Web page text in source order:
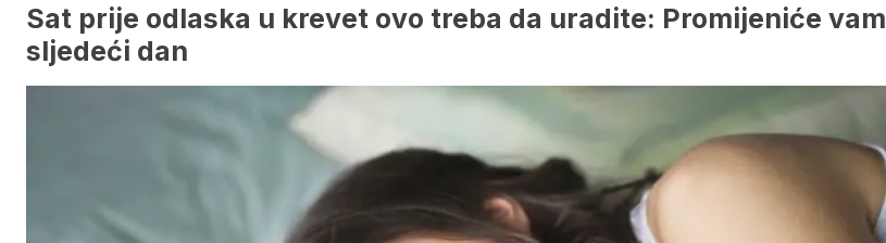
Sat prije odlaska u krevet ovo treba da uradite: Promijeniće vam
sljedeći dan